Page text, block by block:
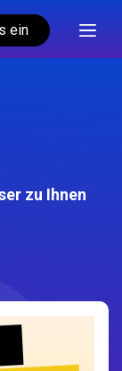
ein
zu Ihnen